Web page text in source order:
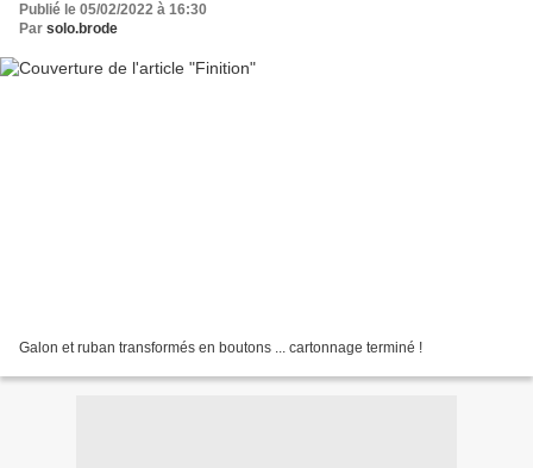
Publié le 05/02/2022 à 16:30
Par solo.brode
Galon et ruban transformés en boutons ... cartonnage terminé !